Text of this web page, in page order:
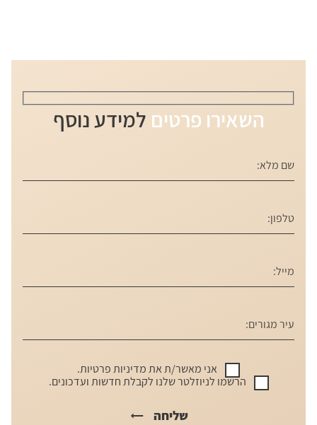
השאירו פרטים למידע נוסף
אני מאשר/ת אתמדיניות פרטיות.
הרשמו לניוזלטר שלנו לקבלת חדשות ועדכונים.
שליחה